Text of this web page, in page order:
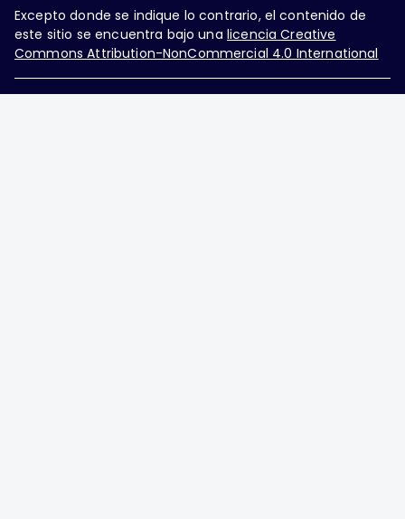
Excepto donde se indique lo contrario, el contenido de
este sitio se encuentra bajo una licencia Creative
Commons Attribution-NonCommercial 4.0 International